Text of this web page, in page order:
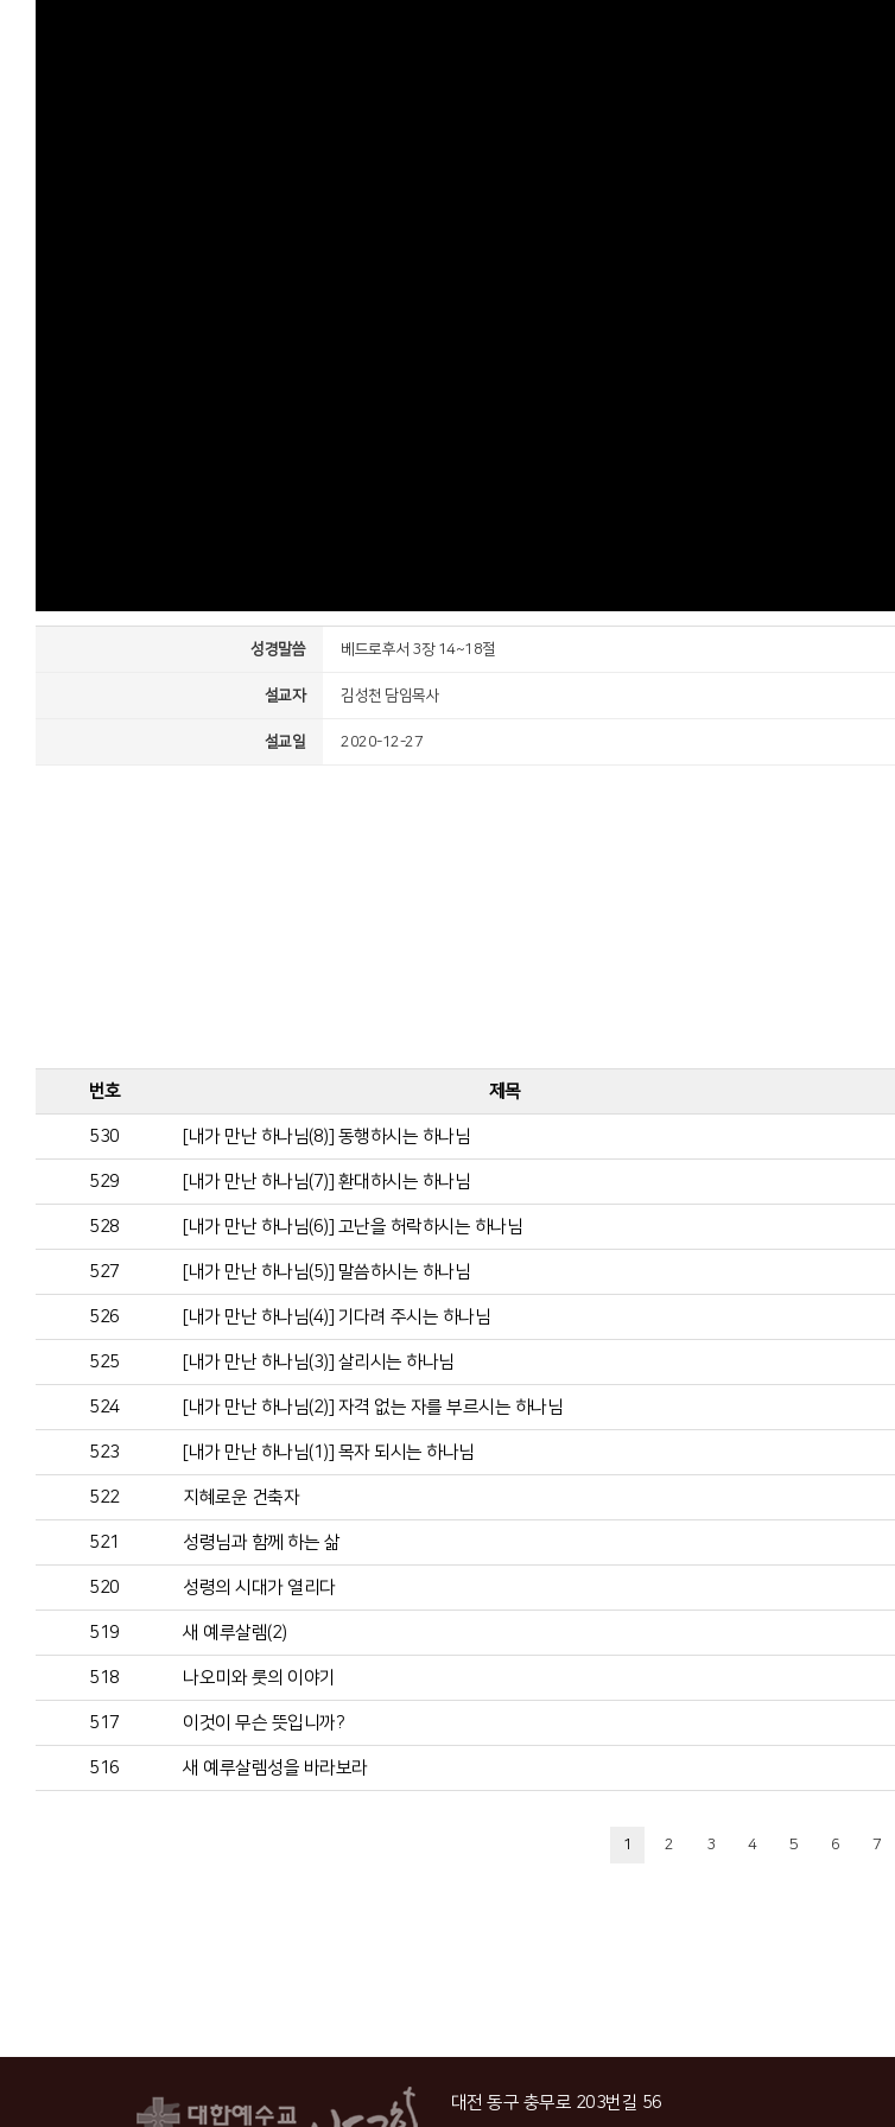
성경말씀 베드로후서 3장 14~18절
설교자 김성천 담임목사
설교일 2020-12-27
번호 제목
530 [내가 만난 하나님(8)] 동행하시는 하나님
529 [내가 만난 하나님(7)] 환대하시는 하나님
528 [내가 만난 하나님(6)] 고난을 허락하시는 하나님
527 [내가 만난 하나님(5)] 말씀하시는 하나님
526 [내가 만난 하나님(4)] 기다려 주시는 하나님
525 [내가 만난 하나님(3)] 살리시는 하나님
524 [내가 만난 하나님(2)] 자격 없는 자를 부르시는 하나님
523 [내가 만난 하나님(1)] 목자 되시는 하나님
522 지혜로운 건축자
521 성령님과 함께 하는 삶
520 성령의 시대가 열리다
519 새 예루살렘(2)
518 나오미와 룻의 이야기
517 이것이 무슨 뜻입니까?
516 새 예루살렘성을 바라보라
1 2 3 4 5 6 7
대전 동구 충무로 203번길 56